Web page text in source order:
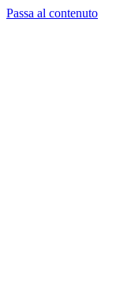
Passa al contenuto